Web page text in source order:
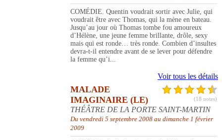
COMÉDIE. Quentin voudrait sortir avec Julie, qui
voudrait être avec Thomas, qui la mène en bateau.
Jusqu’au jour où Thomas tombe fou amoureux
d’Hélène, une jeune femme brillante, drôle, sexy
mais qui est ronde… très ronde. Combien d’insultes
devra-t-il entendre avant de se lever pour défendre
la femme qu’i...
Voir tous les détails
(18 notes)
MALADE
IMAGINAIRE (LE)
THÉÂTRE DE LA PORTE SAINT-MARTIN
Du vendredi 5 septembre 2008 au dimanche 1 février
2009